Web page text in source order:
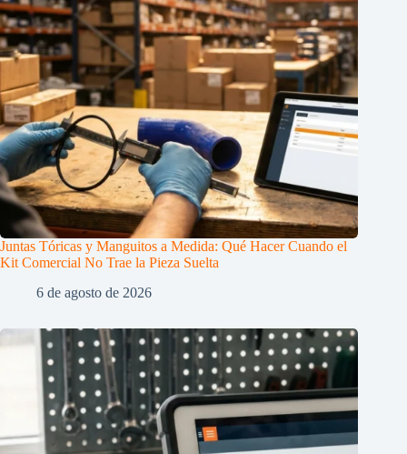
Juntas Tóricas y Manguitos a Medida: Qué Hacer Cuando el
Kit Comercial No Trae la Pieza Suelta
6 de agosto de 2026